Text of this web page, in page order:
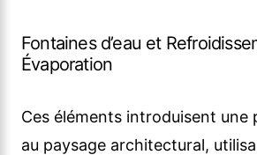
Fontaines d’eau et
Évaporation
Ces éléments introduisent une
au paysage architectural,